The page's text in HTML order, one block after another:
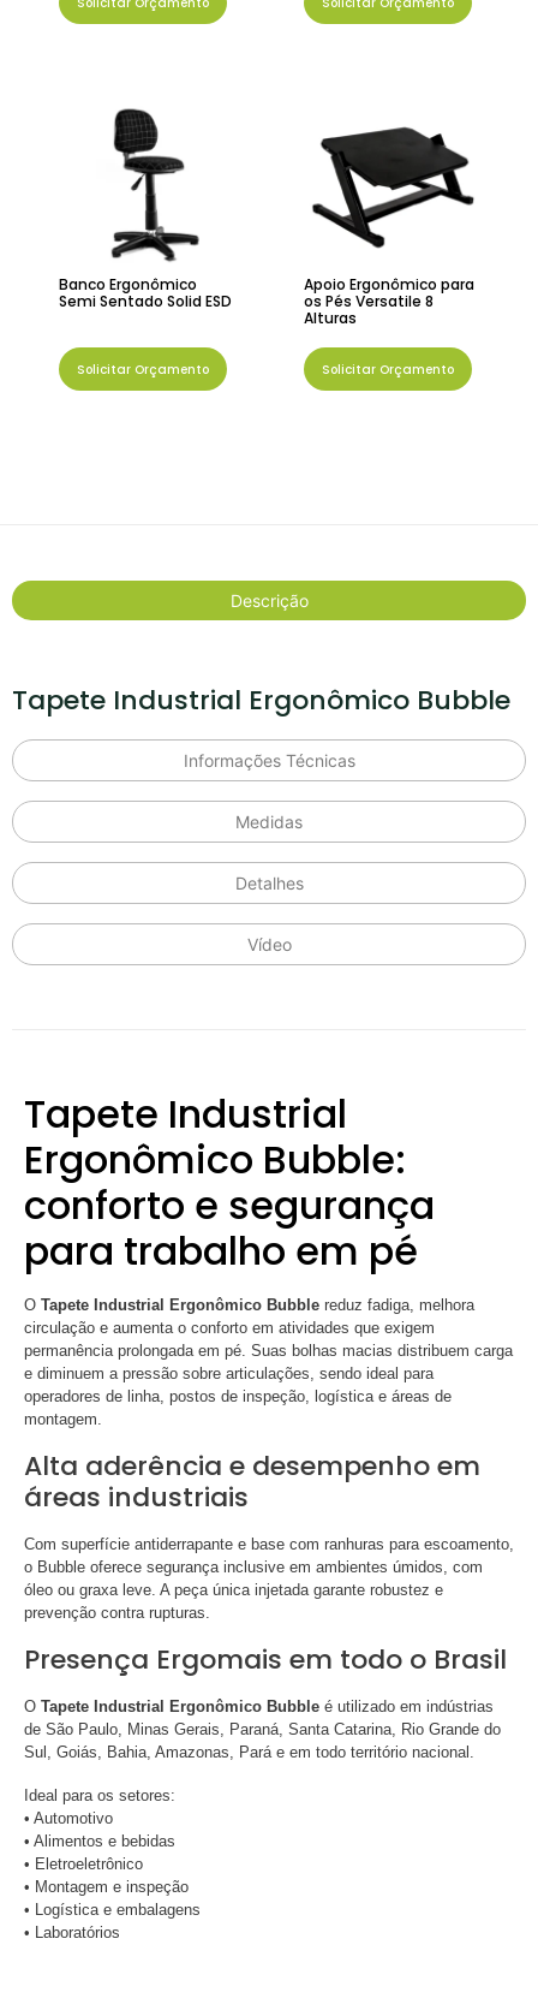
Banco Ergonômico
Semi Sentado Solid ESD
Solicitar Orçamento
Apoio Ergonômico para
os Pés Versatile 8
Alturas
Solicitar Orçamento
Descrição
Informações Técnicas
Medidas
Detalhes
Vídeo
Tapete Industrial Ergonômico Bubble
Tapete Industrial
Ergonômico Bubble:
conforto e segurança
para trabalho em pé
O Tapete Industrial Ergonômico Bubble reduz fadiga, melhora
circulação e aumenta o conforto em atividades que exigem
permanência prolongada em pé. Suas bolhas macias distribuem carga
e diminuem a pressão sobre articulações, sendo ideal para
operadores de linha, postos de inspeção, logística e áreas de
montagem.
Alta aderência e desempenho em
áreas industriais
Com superfície antiderrapante e base com ranhuras para escoamento,
o Bubble oferece segurança inclusive em ambientes úmidos, com
óleo ou graxa leve. A peça única injetada garante robustez e
prevenção contra rupturas.
Presença Ergomais em todo o Brasil
O Tapete Industrial Ergonômico Bubble é utilizado em indústrias
de São Paulo, Minas Gerais, Paraná, Santa Catarina, Rio Grande do
Sul, Goiás, Bahia, Amazonas, Pará e em todo território nacional.
Ideal para os setores:
• Automotivo
• Alimentos e bebidas
• Eletroeletrônico
• Montagem e inspeção
• Logística e embalagens
• Laboratórios